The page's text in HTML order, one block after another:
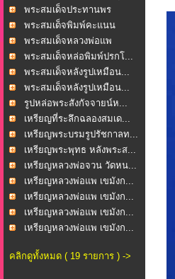
พระสมเด็จประทานพร
หลัง...พระสมเด็จพิมพ์คะแนน
หล... พระสมเด็จหลวงพ่อแพ
เขม...พระสมเด็จหล่อพิมพ์ปรกโ...
พระสมเด็จหลังรูปเหมือน...
พระสมเด็จหลังรูปเหมือน...
รูปหล่อพระสังกัจจายน์ห...
เหรียญที่ระลึกฉลองสมเด...
เหรียญพระบรมรูปรัชกาลท...
เหรียญพระพุทธ หลังพระส...
เหรียญหลวงพ่อจวน วัดหน...
เหรียญหลวงพ่อแพ เขมังก...
เหรียญหลวงพ่อแพ เขมังก...
เหรียญหลวงพ่อแพ เขมังก...
เหรียญหลวงพ่อแพ เขมังก...
คลิกดูทั้งหมด ( 19 รายการ ) ->